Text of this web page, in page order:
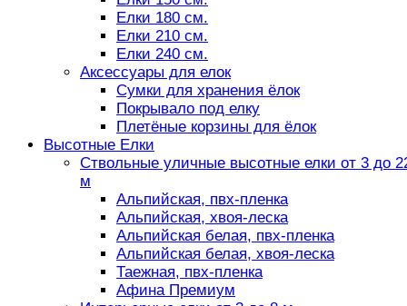
Елки 180 см.
Елки 210 см.
Елки 240 см.
Аксессуары для елок
Сумки для хранения ёлок
Покрывало под елку
Плетёные корзины для ёлок
Высотные Елки
Ствольные уличные высотные елки от 3 до
м
Альпийская, пвх-пленка
Альпийская, хвоя-леска
Альпийская белая, пвх-пленка
Альпийская белая, хвоя-леска
Таежная, пвх-пленка
Афина Премиум